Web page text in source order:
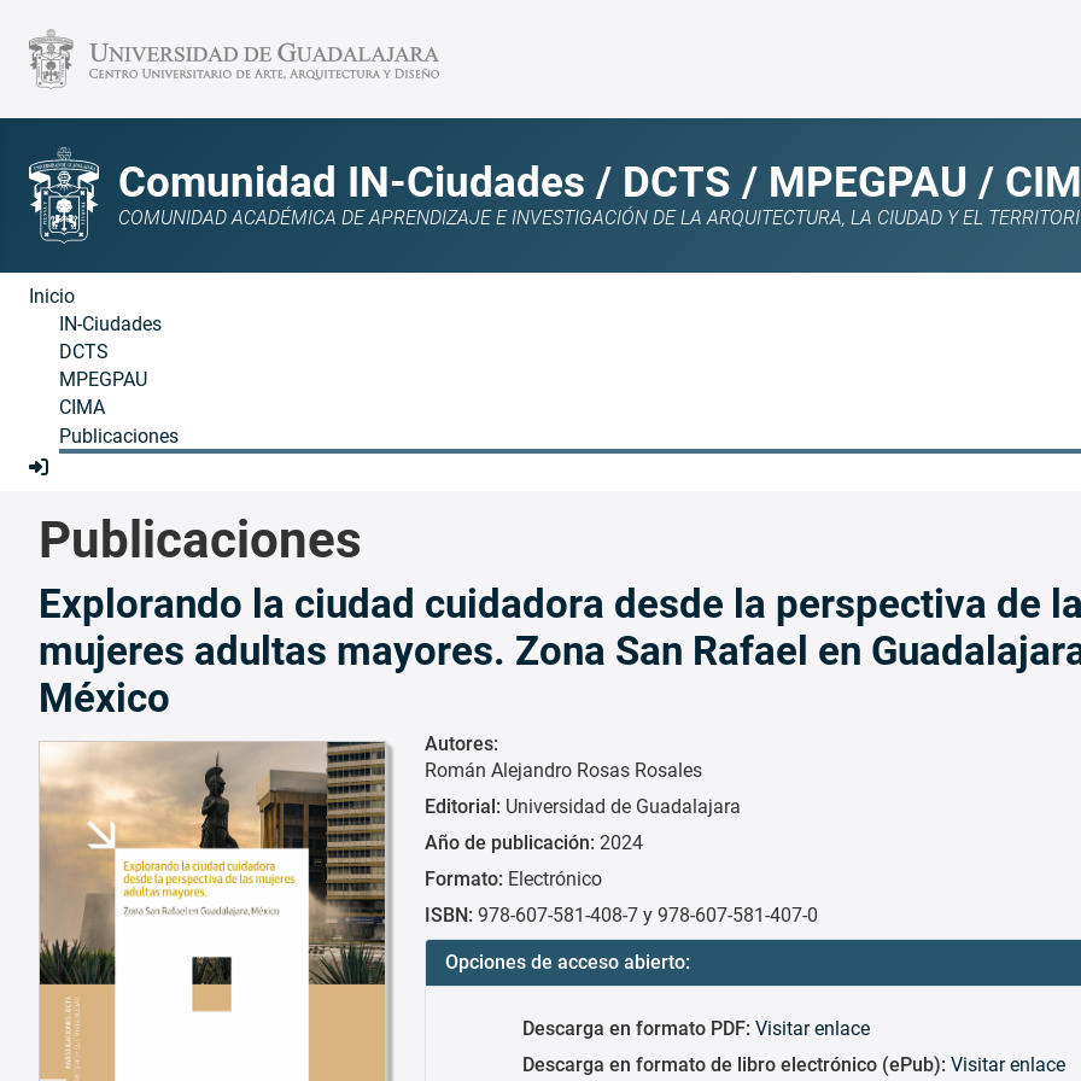
Comunidad IN-Ciudades / DCTS / MPEGPAU /
COMUNIDAD ACADÉMICA DE APRENDIZAJE E INVESTIGACIÓN DE LA ARQUITECTURA, LA CIUDAD Y EL
Inicio
IN-Ciudades
DCTS
MPEGPAU
CIMA
Publicaciones
Publicaciones
Explorando la ciudad cuidadora desde la perspectiva de
mujeres adultas mayores. Zona San Rafael en
México
Autores:
Román Alejandro Rosas Rosales
Editorial: Universidad de Guadalajara
Año de publicación: 2024
Formato: Electrónico
ISBN: 978-607-581-408-7 y 978-607-581-407-0
Opciones de acceso abierto:
Descarga en formato PDF: Visitar enlace
Descarga en formato de libro electrónico (ePub): Visitar enlace